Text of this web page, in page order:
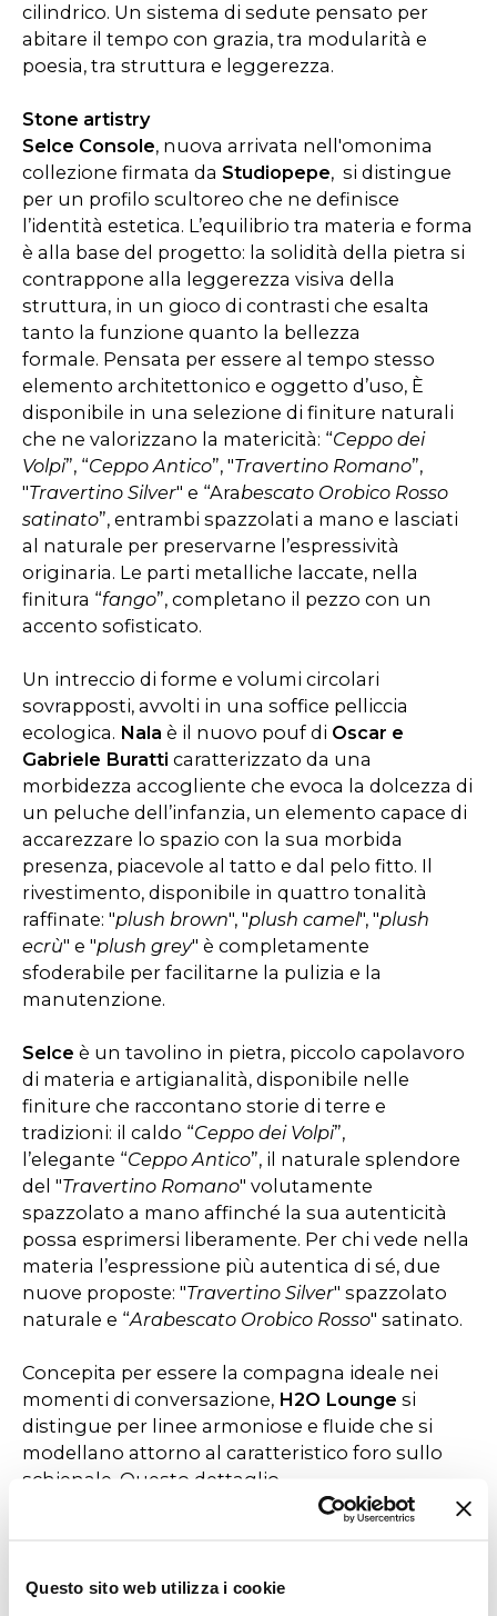
Questo sito web utilizza i cookie
cilindrico. Un sistema di sedute pensato per
abitare il tempo con grazia, tra modularità e
poesia, tra struttura e leggerezza.
Stone artistry
Selce Console, nuova arrivata nell'omonima
collezione firmata da Studiopepe, si distingue
per un profilo scultoreo che ne definisce
l’identità estetica. L’equilibrio tra materia e forma
è alla base del progetto: la solidità della pietra si
contrappone alla leggerezza visiva della
struttura, in un gioco di contrasti che esalta
tanto la funzione quanto la bellezza
formale. Pensata per essere al tempo stesso
elemento architettonico e oggetto d’uso, È
disponibile in una selezione di finiture naturali
che ne valorizzano la matericità: “Ceppo dei
Volpi”, “Ceppo Antico”, "Travertino Romano”,
"Travertino Silver" e “Arabescato Orobico Rosso
satinato”, entrambi spazzolati a mano e lasciati
al naturale per preservarne l’espressività
originaria. Le parti metalliche laccate, nella
finitura “fango”, completano il pezzo con un
accento sofisticato.
Un intreccio di forme e volumi circolari
sovrapposti, avvolti in una soffice pelliccia
ecologica. Nala è il nuovo pouf di Oscar e
Gabriele Buratti caratterizzato da una
morbidezza accogliente che evoca la dolcezza di
un peluche dell’infanzia, un elemento capace di
accarezzare lo spazio con la sua morbida
presenza, piacevole al tatto e dal pelo fitto. Il
rivestimento, disponibile in quattro tonalità
raffinate: "plush brown", "plush camel", "plush
ecrù" e "plush grey" è completamente
sfoderabile per facilitarne la pulizia e la
manutenzione.
Selce è un tavolino in pietra, piccolo capolavoro
di materia e artigianalità, disponibile nelle
finiture che raccontano storie di terre e
tradizioni: il caldo “Ceppo dei Volpi”,
l’elegante “Ceppo Antico”, il naturale splendore
del "Travertino Romano" volutamente
spazzolato a mano affinché la sua autenticità
possa esprimersi liberamente. Per chi vede nella
materia l’espressione più autentica di sé, due
nuove proposte: "Travertino Silver" spazzolato
naturale e “Arabescato Orobico Rosso" satinato.
Concepita per essere la compagna ideale nei
momenti di conversazione, H2O Lounge si
distingue per linee armoniose e fluide che si
modellano attorno al caratteristico foro sullo
schienale. Questo dettaglio
distintivo rappresenta un omaggio al progetto
d’arredo. La struttura, caratterizzata da una